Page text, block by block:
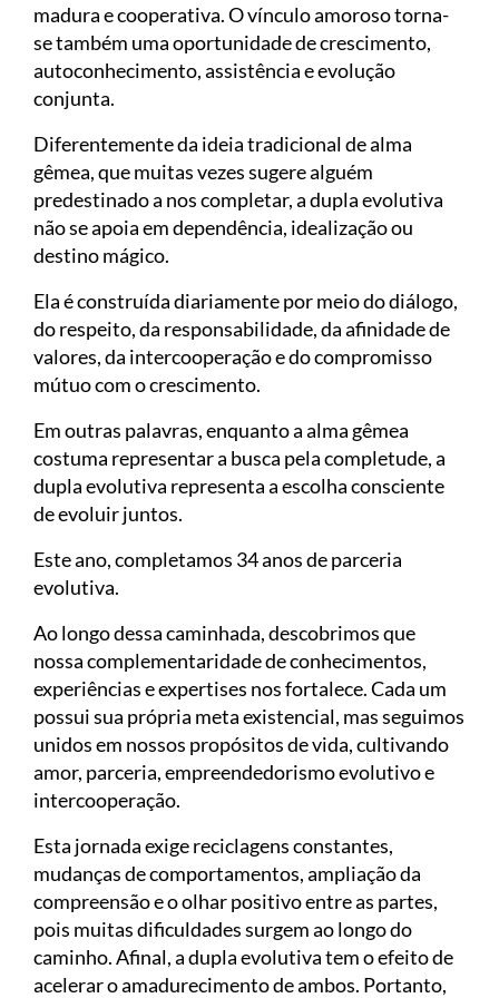
madura e cooperativa. O vínculo amoroso torna-
se também uma oportunidade de crescimento,
autoconhecimento, assistência e evolução
conjunta.
Diferentemente da ideia tradicional de alma
gêmea, que muitas vezes sugere alguém
predestinado a nos completar, a dupla evolutiva
não se apoia em dependência, idealização ou
destino mágico.
Ela é construída diariamente por meio do diálogo,
do respeito, da responsabilidade, da afinidade de
valores, da intercooperação e do compromisso
mútuo com o crescimento.
Em outras palavras, enquanto a alma gêmea
costuma representar a busca pela completude, a
dupla evolutiva representa a escolha consciente
de evoluir juntos.
Este ano, completamos 34 anos de parceria
evolutiva.
Ao longo dessa caminhada, descobrimos que
nossa complementaridade de conhecimentos,
experiências e expertises nos fortalece. Cada um
possui sua própria meta existencial, mas seguimos
unidos em nossos propósitos de vida, cultivando
amor, parceria, empreendedorismo evolutivo e
intercooperação.
Esta jornada exige reciclagens constantes,
mudanças de comportamentos, ampliação da
compreensão e o olhar positivo entre as partes,
pois muitas dificuldades surgem ao longo do
caminho. Afinal, a dupla evolutiva tem o efeito de
acelerar o amadurecimento de ambos. Portanto,